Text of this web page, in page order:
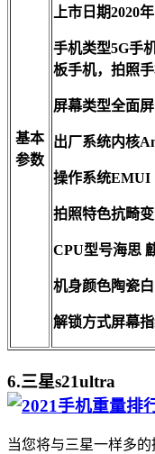
基本
参数
上市日期2020
手机类型5G手
板手机，拍照
屏幕类型全面屏
出厂系统内核
操作系统EMUI
拍照特色抗畸
CPU型号海思
机身颜色陶瓷
解锁方式屏幕
6.三星s21ultra
当您将与三星一样多